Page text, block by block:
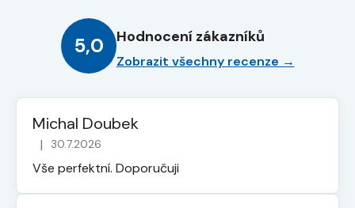
5,0 Hodnocení zákazníků
Zobrazit všechny recenze →
Michal Doubek
Hodnocení obchodu je 5 z 5 hvězdiček.
| 30.7.2026
Vše perfektní. Doporučuji